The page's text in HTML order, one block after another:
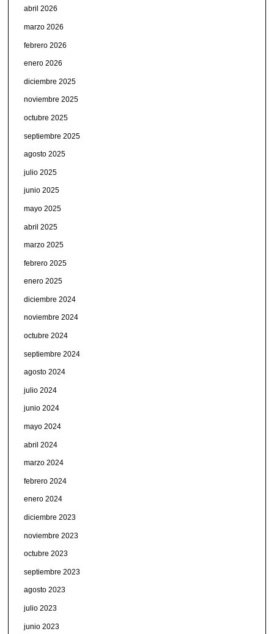
abril 2026
marzo 2026
febrero 2026
enero 2026
diciembre 2025
noviembre 2025
octubre 2025
septiembre 2025
agosto 2025
julio 2025
junio 2025
mayo 2025
abril 2025
marzo 2025
febrero 2025
enero 2025
diciembre 2024
noviembre 2024
octubre 2024
septiembre 2024
agosto 2024
julio 2024
junio 2024
mayo 2024
abril 2024
marzo 2024
febrero 2024
enero 2024
diciembre 2023
noviembre 2023
octubre 2023
septiembre 2023
agosto 2023
julio 2023
junio 2023